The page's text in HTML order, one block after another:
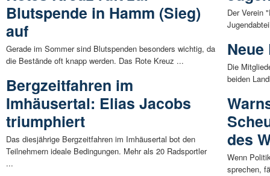
Blutspende in Hamm (Sieg)
auf
Gerade im Sommer sind Blutspenden besonders wichtig, da
die Bestände oft knapp werden. Das Rote Kreuz ...
Bergzeitfahren im
Imhäusertal: Elias Jacobs
triumphiert
Das diesjährige Bergzeitfahren im Imhäusertal bot den
Teilnehmern ideale Bedingungen. Mehr als 20 Radsportler
...
Der Verein
Die
beiden
des
Wenn
sprechen,